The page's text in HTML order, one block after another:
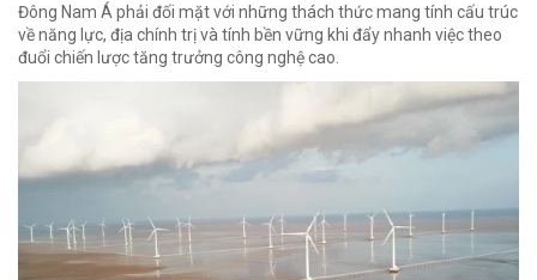
Đông Nam Á phải đối mặt với những thách thức mang tính cấu trúc
về năng lực, địa chính trị và tính bền vững khi đẩy nhanh việc theo
đuổi chiến lược tăng trưởng công nghệ cao.